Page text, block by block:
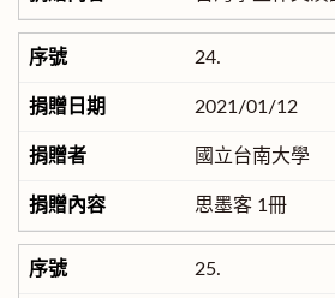
24.
2021/01/12
國立台南大學
思墨客 1冊
25.